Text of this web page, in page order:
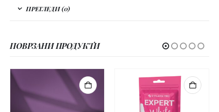
ПРЕГЛЕДИ (0)
ПОВРЗАНИ ПРОДУКТИ